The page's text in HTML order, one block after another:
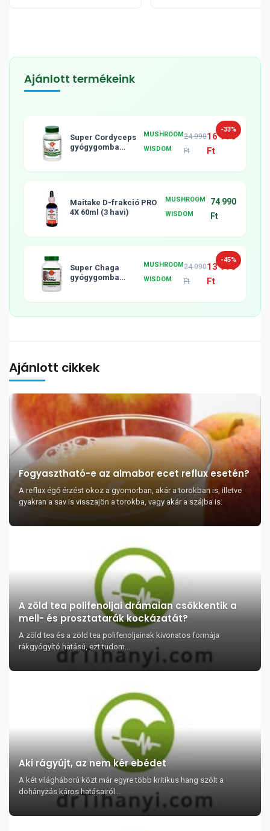
Ajánlott termékeink
-33%
Super Cordyceps
gyógygomba
MUSHROOM
WISDOM
24 990
Ft
16 990
Ft
Maitake D-frakció PRO
4X 60ml (3 havi)
MUSHROOM
WISDOM
74 990
Ft
-45%
Super Chaga
gyógygomba
MUSHROOM
WISDOM
24 990
Ft
13 990
Ft
Ajánlott cikkek
Fogyasztható-e az almabor ecet reflux esetén?
A reflux égő érzést okoz a gyomorban, akár a torokban is, illetve
gyakran a sav is visszajön a torokba, vagy akár a szájba is.
A zöld tea polifenoljai drámaian csökkentik a
mell- és prosztatarák kockázatát?
A zöld tea és a zöld tea polifenoljainak kivonatos formája
rákgyógyító hatású, ezt tudom...
Aki rágyújt, az nem kér ebédet
A két világháború közt már egyre több kritikus hang szólt a
dohányzás káros hatásairól...